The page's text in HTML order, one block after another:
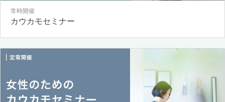
常時開催
カウカモセミナー